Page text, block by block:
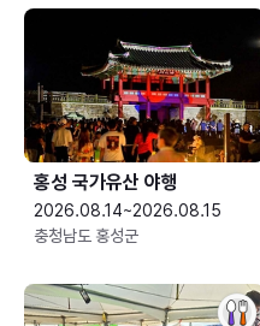
홍성 국가유산 야행
2026.08.14~2026.08.15
충청남도 홍성군